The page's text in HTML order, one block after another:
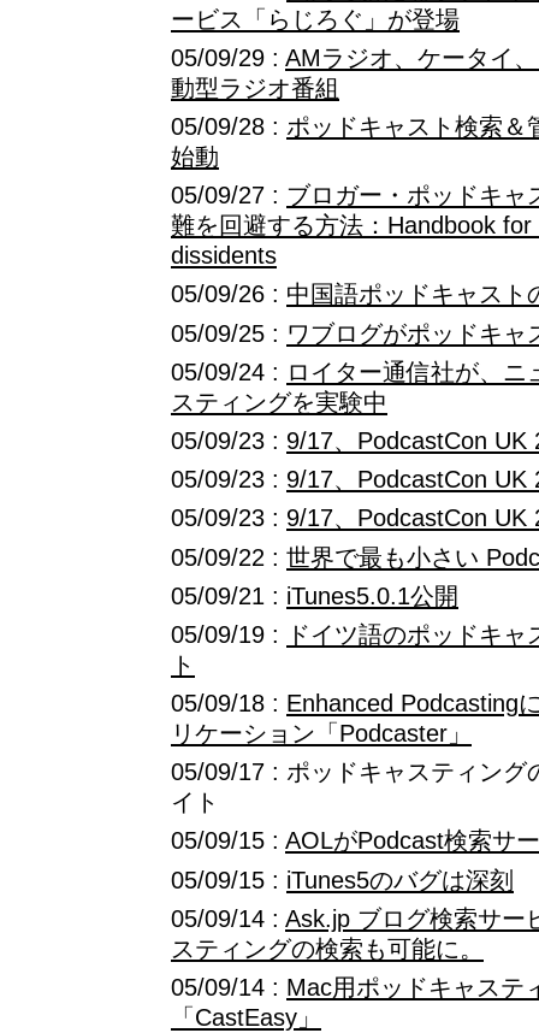
ービス「らじろぐ」が登場
05/09/29 : AMラジオ、ケータイ
動型ラジオ番組
05/09/28 : ポッドキャスト検索＆
始動
05/09/27 : ブロガー・ポッドキャ
難を回避する方法：Handbook
dissidents
05/09/26 : 中国語ポッドキャスト
05/09/25 : ワブログがポッドキャ
05/09/24 : ロイター通信社が、ニ
スティングを実験中
05/09/23 : 9/17、PodcastCon UK
05/09/23 : 9/17、PodcastCon UK
05/09/23 : 9/17、PodcastCon UK
05/09/22 : 世界で最も小さい
05/09/21 : iTunes5.0.1公開
05/09/19 :
ドイツ語のポッドキ
ト
05/09/18 : Enhanced Podcasting
リケーション「Podcaster」
05/09/17 : ポッドキャスティング
イト
05/09/15 : AOLがPodcast検索サ
05/09/15 : iTunes5のバグは深刻
05/09/14 : Ask.jp ブログ検索サー
スティングの検索も可能に。
05/09/14 : Mac用ポッドキャステ
「CastEasy」